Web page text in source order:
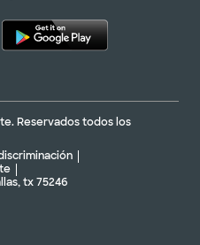
Reservados todos los
tx 75246